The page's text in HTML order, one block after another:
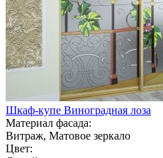
Шкаф-купе Виноградная лоза
Материал фасада:
Витраж, Матовое зеркало
Цвет: